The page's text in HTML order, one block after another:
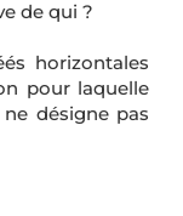
de qui ?
horizontales
pour laquelle
désigne pas